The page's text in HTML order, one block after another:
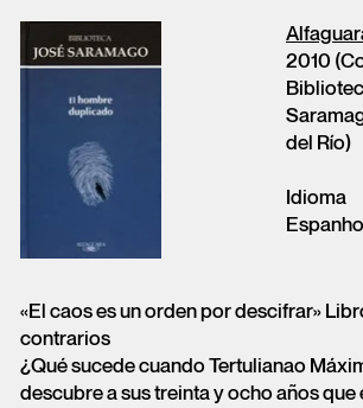
2010
del Río)
Idioma
Espanhol
«El caos es un orden por descifrar»
contrarios
¿Qué sucede cuando Tertulianao
descubre a sus treinta y ocho años que